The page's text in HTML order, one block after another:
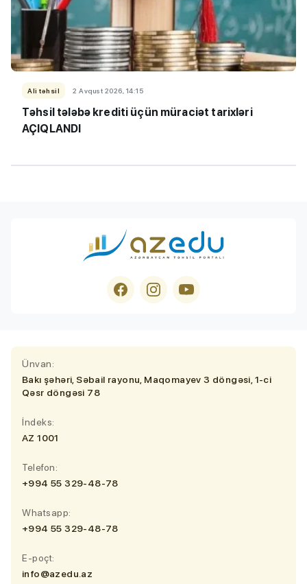
Ali təhsil 2 Avqust 2026, 14:15
Təhsil tələbə krediti üçün müraciət tarixləri
AÇIQLANDI
Ünvan:
Bakı şəhəri, Səbail rayonu, Maqomayev 3 döngəsi, 1-ci
Qəsr döngəsi 78
İndeks:
AZ 1001
Telefon:
+994 55 329-48-78
Whatsapp:
+994 55 329-48-78
E-poçt:
info@azedu.az